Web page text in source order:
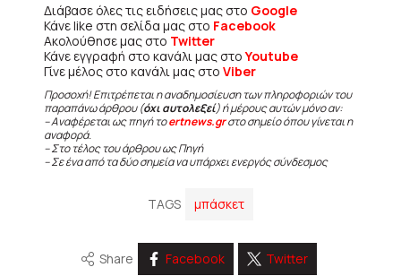
Διάβασε όλες τις ειδήσεις μας στο Google
Κάνε like στη σελίδα μας στο Facebook
Ακολούθησε μας στο Twitter
Κάνε εγγραφή στο κανάλι μας στοYoutube
Γίνε μέλος στο κανάλι μας στο Viber
Προσοχή! Επιτρέπεται η αναδημοσίευση των πληροφοριών του
παραπάνω άρθρου (όχι αυτολεξεί) ή μέρους αυτών μόνο αν:
– Αναφέρεται ως πηγή τοertnews.grστο σημείο όπου γίνεται η
αναφορά.
– Στο τέλος του άρθρου ως Πηγή
– Σε ένα από τα δύο σημεία να υπάρχει ενεργός σύνδεσμος
TAGS μπάσκετ
Share Facebook Twitter